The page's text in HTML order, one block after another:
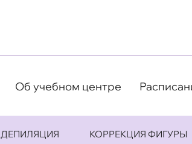
Об учебном центре
ДЕПИЛЯЦИЯ КОРРЕКЦИЯ ФИГУРЫ